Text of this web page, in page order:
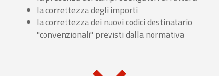
la correttezza degli importi
la correttezza dei nuovi codici destinatario
"convenzionali" previsti dalla normativa